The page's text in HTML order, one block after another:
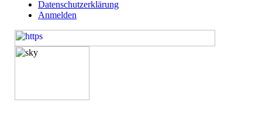
Datenschutzerklärung
Anmelden